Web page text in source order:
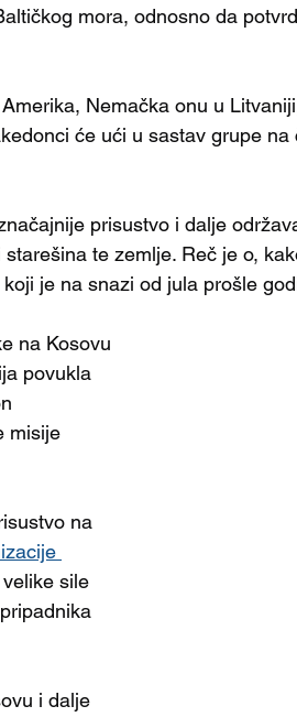
mora, odnosno da
Nemačka onu u
će ući u sastav grupe na
prisustvo i dalje
te zemlje. Reč je o,
je na snazi od jula prošle
na Kosovu
povukla
misije
na
sile
i dalje